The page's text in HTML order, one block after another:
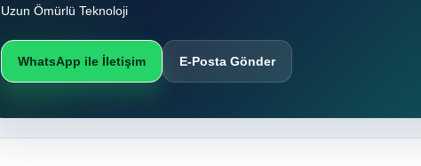
Uzun Ömürlü Teknoloji
WhatsApp ile İletişim E-Posta Gönder